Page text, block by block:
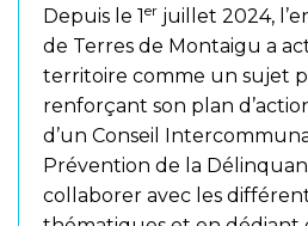
Depuis le 1er juillet 2024,
de Terres de Montaigu a
territoire comme un sujet
renforçant son plan
d’un Conseil
Prévention de la
collaborer avec les